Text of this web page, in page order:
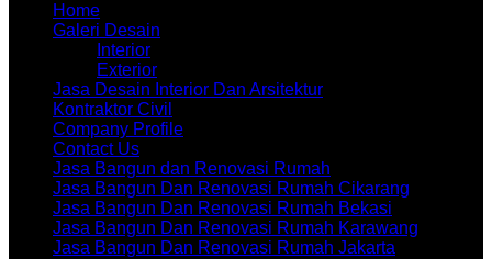
Home
Galeri Desain
Interior
Exterior
Jasa Desain Interior Dan Arsitektur
Kontraktor Civil
Company Profile
Contact Us
Jasa Bangun dan Renovasi Rumah
Jasa Bangun Dan Renovasi Rumah Cikarang
Jasa Bangun Dan Renovasi Rumah Bekasi
Jasa Bangun Dan Renovasi Rumah Karawang
Jasa Bangun Dan Renovasi Rumah Jakarta